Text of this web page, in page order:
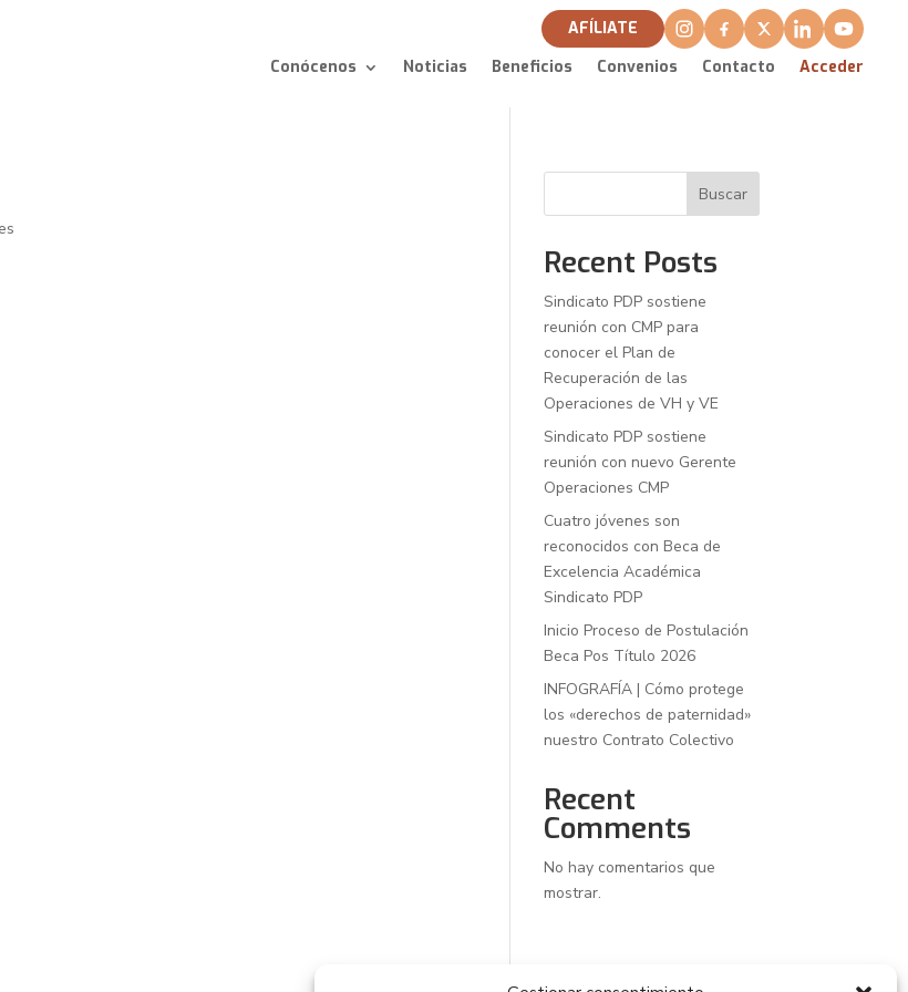
AFÍLIATE
Conócenos
Noticias Beneficios Convenios Contacto Acceder
Buscar
Recent Posts
Sindicato PDP sostiene
reunión con CMP para
conocer el Plan de
Recuperación de las
Operaciones de VH y VE
Sindicato PDP sostiene
reunión con nuevo Gerente
Operaciones CMP
Cuatro jóvenes son
reconocidos con Beca de
Excelencia Académica
Sindicato PDP
Inicio Proceso de Postulación
Beca Pos Título 2026
INFOGRAFÍA | Cómo protege
los «derechos de paternidad»
nuestro Contrato Colectivo
Recent
Comments
No hay comentarios que
mostrar.